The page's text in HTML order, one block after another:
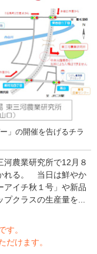
」の開催を告げるチラ
農業研究所で12月８
れる。 当日は鮮やか
アイチ秋１号」や新品
クラスの生産量を...
す。
だけます。